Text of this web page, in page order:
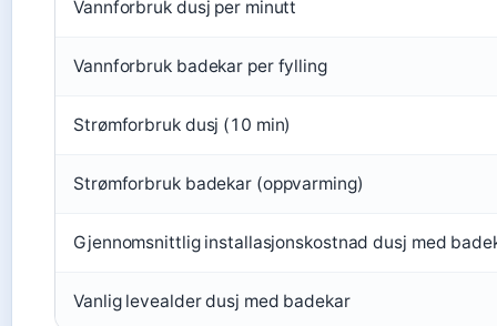
Vannforbruk dusj per minutt
Vannforbruk badekar per fylling
Strømforbruk dusj (10 min)
Strømforbruk badekar (oppvarming)
Gjennomsnittlig installasjonskostnad dusj med
Vanlig levealder dusj med badekar